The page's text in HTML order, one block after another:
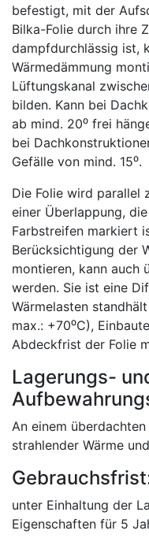
befestigt, mit der
Bilka-Folie durch ihre
dampfdurchlässig ist,
Wärmedämmung
Lüftungskanal
bilden. Kann bei
ab mind. 20⁰ frei
bei
Gefälle von mind. 15⁰.
Die Folie wird parallel
einer Überlappung,
Farbstreifen markiert
Berücksichtigung der
montieren, kann auch
werden. Sie ist eine
Wärmelasten
max.: +70⁰C),
Abdeckfrist der Folie
Lagerungs-
An einem
strahlender Wärme
unter Einhaltung der
Eigenschaften für 5